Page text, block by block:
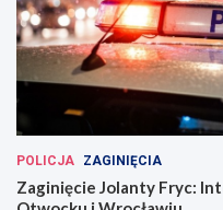
POLICJA ZAGINIĘCIA
Zaginięcie Jolanty Fryc: